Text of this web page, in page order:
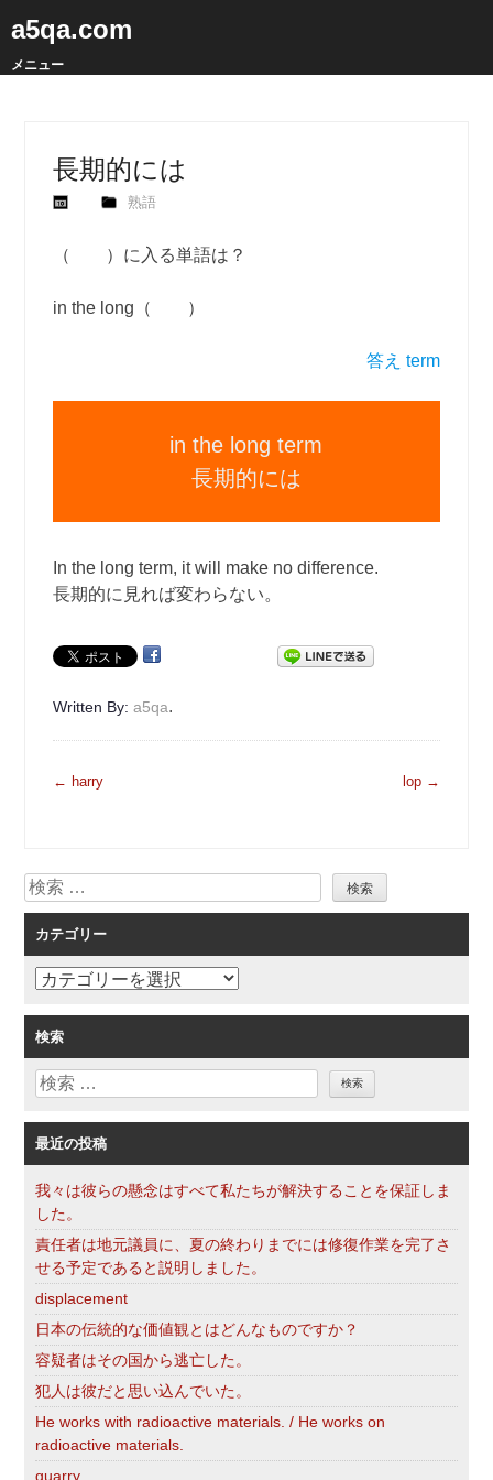
a5qa.com
メニュー
長期的には
熟語
（ ）に入る単語は？
in the long（ ）
答え term
in the long term
長期的には
In the long term, it will make no difference.
長期的に見れば変わらない。
Written By:a5qa.
投
ゲ
ー
シ
ョ
ン
← harry lop →
検
索
カテゴリー
カ
ゴ
リ
ー
検索
検
最近の投稿
我々は彼らの懸念はすべて私たちが解決することを保証しま
した。
責任者は地元議員に、夏の終わりまでには修復作業を完了さ
せる予定であると説明しました。
displacement
日本の伝統的な価値観とはどんなものですか？
容疑者はその国から逃亡した。
犯人は彼だと思い込んでいた。
He works with radioactive materials. / He works on
radioactive materials.
quarry